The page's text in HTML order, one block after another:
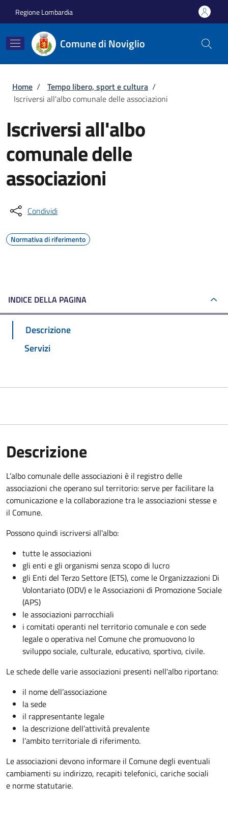
Regione Lombardia
Comune di Noviglio
Briciole di pane
Home / Tempo libero, sport e cultura /
Iscriversi all'albo comunale delle associazioni
Iscriversi all'albo
comunale delle
associazioni
Condividi
Normativa di riferimento
INDICE DELLA PAGINA
Descrizione
Servizi
Descrizione
L’albo comunale delle associazioni è il registro delle
associazioni che operano sul territorio: serve per facilitare la
comunicazione e la collaborazione tra le associazioni stesse e
il Comune.
Possono quindi iscriversi all'albo:
tutte le associazioni
gli enti e gli organismi senza scopo di lucro
gli Enti del Terzo Settore (ETS), come le Organizzazioni Di
Volontariato (ODV) e le Associazioni di Promozione Sociale
(APS)
le associazioni parrocchiali
i comitati operanti nel territorio comunale e con sede
legale o operativa nel Comune che promuovono lo
sviluppo sociale, culturale, educativo, sportivo, civile.
Le schede delle varie associazioni presenti nell'albo riportano:
il nome dell’associazione
la sede
il rappresentante legale
la descrizione dell’attività prevalente
l’ambito territoriale di riferimento.
Le associazioni devono informare il Comune degli eventuali
cambiamenti su indirizzo, recapiti telefonici, cariche sociali
e norme statutarie.